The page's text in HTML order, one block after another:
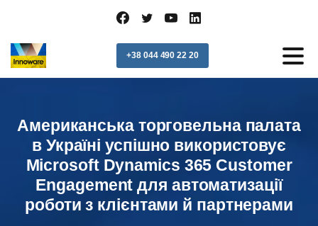
+38 044 490 22 20
Американська торговельна палата
в Україні успішно використовує
Microsoft Dynamics 365 Customer
Engagement для автоматизації
роботи з клієнтами й партнерами